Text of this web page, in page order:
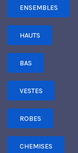
ENSEMBLES
HAUTS
BAS
VESTES
ROBES
CHEMISES